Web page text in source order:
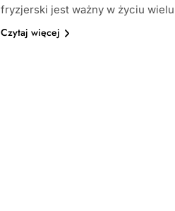
fryzjerski jest ważny w życiu
Czytaj więcej